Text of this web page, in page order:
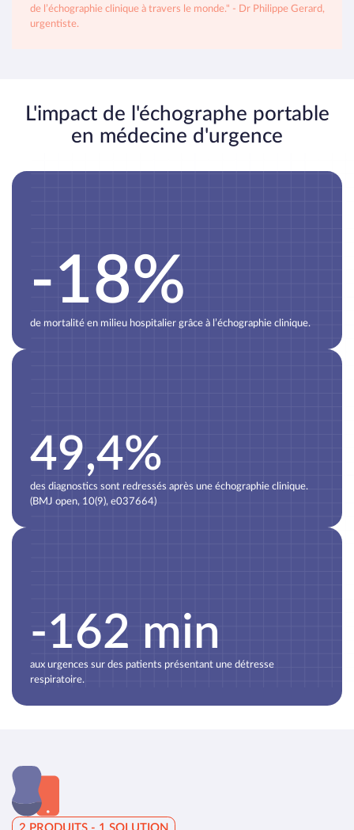
de l’échographie clinique à travers le monde." - Dr Philippe Gerard,
urgentiste.
L'impact de l'échographe portable
en médecine d'urgence
-18%
de mortalité en milieu hospitalier grâce à l’échographie clinique.
49,4%
des diagnostics sont redressés après une échographie clinique.
(BMJ open, 10(9), e037664)
-162 min
aux urgences sur des patients présentant une détresse
respiratoire.